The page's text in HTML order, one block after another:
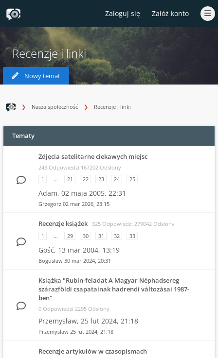
Zaloguj się Załóż konto
Recenzje i linki
Nowy temat
Nasza społeczność Recenzje i linki
Tematy
Zdjęcia satelitarne ciekawych miejsc
243 Odpowiedzi 167202 Odsłony
1
… 21 22 23 24 25
Adam, 02 maja 2005, 22:31
Grzegorz 02 mar 2026, 23:15
Recenzje książek 325 Odpowiedzi 279042 Odsłony
1
… 29 30 31 32 33
Gość, 13 mar 2004, 13:19
Bogusław 30 mar 2024, 20:31
Książka "Rubin-feladat A Magyar Néphadsereg
szárazföldi csapatainak hadrendi változásai 1987-
ben"
0 Odpowiedzi 2295 Odsłony
Przemysław, 25 lut 2024, 21:18
Przemysław 25 lut 2024, 21:18
Recenzje artykułów w czasopismach